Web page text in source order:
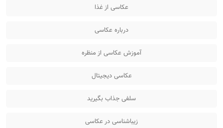
عکاسی از غذا
درباره عکاسی
آموزش عکاسی از منظره
عکاسی دیجیتال
سلفی جذاب بگیرید
زیباشناسی در عکاسی